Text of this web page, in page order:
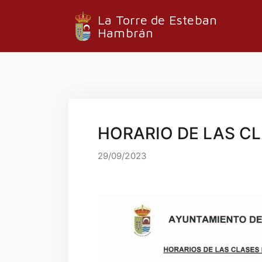
La Torre de Esteban
Hambrán
HORARIO DE LAS
29/09/2023